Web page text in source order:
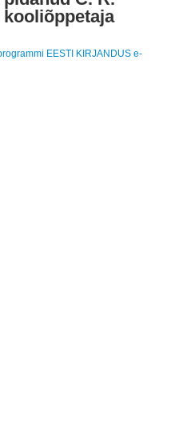
EESTI KIRJANDUS e-